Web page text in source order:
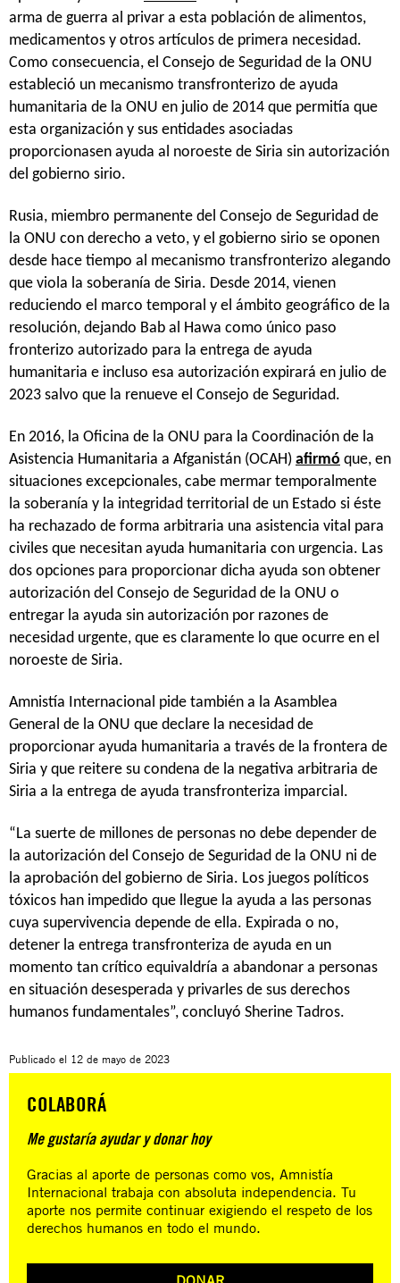
arma de guerra al privar a esta población de alimentos,
medicamentos y otros artículos de primera necesidad.
Como consecuencia, el Consejo de Seguridad de la ONU
estableció un mecanismo transfronterizo de ayuda
humanitaria de la ONU en julio de 2014 que permitía que
esta organización y sus entidades asociadas
proporcionasen ayuda al noroeste de Siria sin autorización
del gobierno sirio.
Rusia, miembro permanente del Consejo de Seguridad de
la ONU con derecho a veto, y el gobierno sirio se oponen
desde hace tiempo al mecanismo transfronterizo alegando
que viola la soberanía de Siria. Desde 2014, vienen
reduciendo el marco temporal y el ámbito geográfico de la
resolución, dejando Bab al Hawa como único paso
fronterizo autorizado para la entrega de ayuda
humanitaria e incluso esa autorización expirará en julio de
2023 salvo que la renueve el Consejo de Seguridad.
En 2016, la Oficina de la ONU para la Coordinación de la
Asistencia Humanitaria a Afganistán (OCAH) afirmó que, en
situaciones excepcionales, cabe mermar temporalmente
la soberanía y la integridad territorial de un Estado si éste
ha rechazado de forma arbitraria una asistencia vital para
civiles que necesitan ayuda humanitaria con urgencia. Las
dos opciones para proporcionar dicha ayuda son obtener
autorización del Consejo de Seguridad de la ONU o
entregar la ayuda sin autorización por razones de
necesidad urgente, que es claramente lo que ocurre en el
noroeste de Siria.
Amnistía Internacional pide también a la Asamblea
General de la ONU que declare la necesidad de
proporcionar ayuda humanitaria a través de la frontera de
Siria y que reitere su condena de la negativa arbitraria de
Siria a la entrega de ayuda transfronteriza imparcial.
“La suerte de millones de personas no debe depender de
la autorización del Consejo de Seguridad de la ONU ni de
la aprobación del gobierno de Siria. Los juegos políticos
tóxicos han impedido que llegue la ayuda a las personas
cuya supervivencia depende de ella. Expirada o no,
detener la entrega transfronteriza de ayuda en un
momento tan crítico equivaldría a abandonar a personas
en situación desesperada y privarles de sus derechos
humanos fundamentales”, concluyó Sherine Tadros.
Publicado el 12 de mayo de 2023
COLABORÁ
Me gustaría ayudar y donar hoy
Gracias al aporte de personas como vos, Amnistía
Internacional trabaja con absoluta independencia. Tu
aporte nos permite continuar exigiendo el respeto de los
derechos humanos en todo el mundo.